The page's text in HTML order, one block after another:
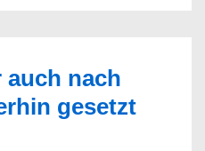
auch nach
gesetzt